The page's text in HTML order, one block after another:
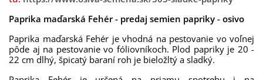
Paprika maďarská Fehér - predaj semien papriky - osivo
Paprika maďarská Fehér je vhodná na pestovanie vo voľnej
pôde aj na pestovanie vo fóliovníkoch. Plod papriky je 20 -
22 cm dlhý, špicatý baraní roh je bieložltý a sladký.